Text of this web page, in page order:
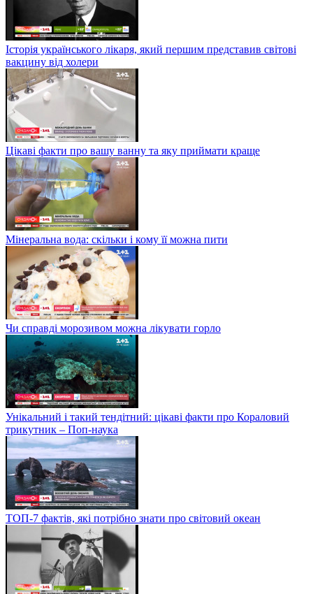
Історія українського лікаря, який першим представив світові
вакцину від холери
Цікаві факти про вашу ванну та яку приймати краще
Мінеральна вода: скільки і кому її можна пити
Чи справді морозивом можна лікувати горло
Унікальний і такий тендітний: цікаві факти про Кораловий
трикутник – Поп-наука
ТОП-7 фактів, які потрібно знати про світовий океан